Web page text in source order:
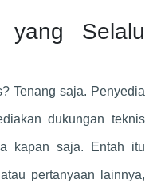
yang Selalu
Tenang saja. Penyedia
dukungan teknis
kapan saja. Entah itu
pertanyaan lainnya,